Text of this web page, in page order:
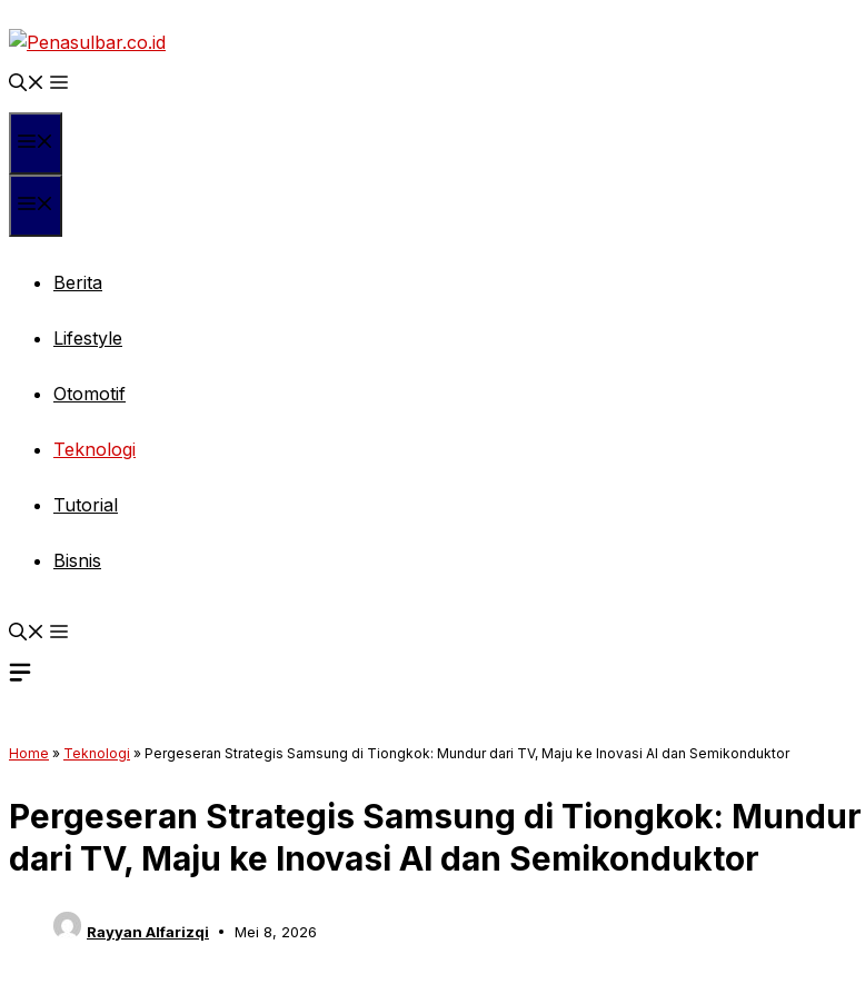
ke
isi
Berita
Lifestyle
Otomotif
Teknologi
Tutorial
Bisnis
Home » Teknologi » Pergeseran Strategis Samsung di Tiongkok: Mundur dari TV, Maju ke Inovasi AI dan Semikonduktor
Pergeseran Strategis Samsung di Tiongkok: Mundur
dari TV, Maju ke Inovasi AI dan Semikonduktor
Rayyan Alfarizqi Mei 8, 2026